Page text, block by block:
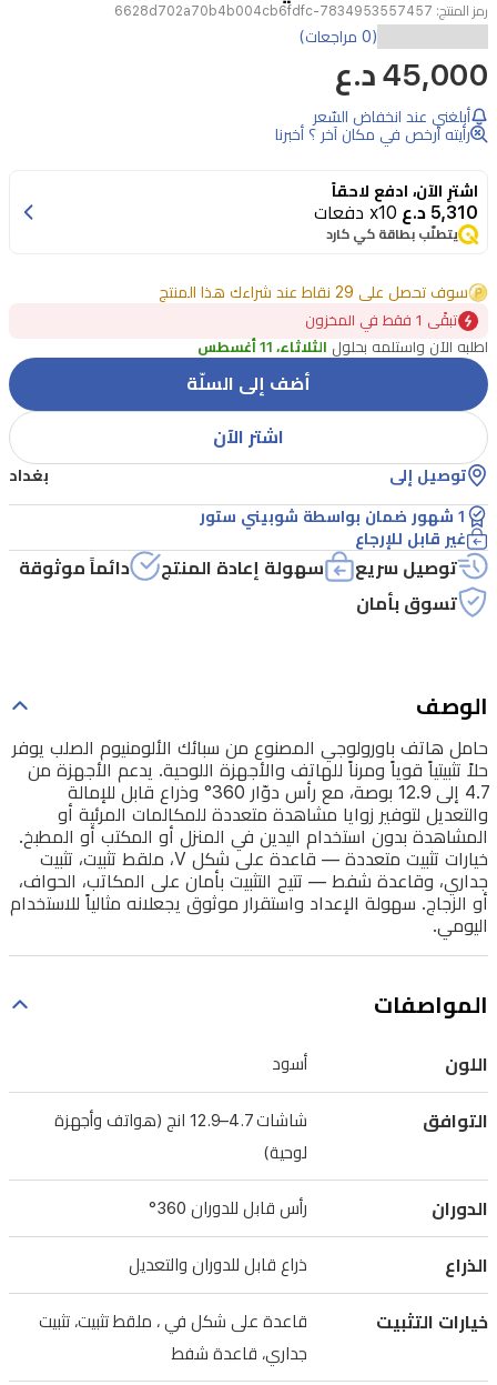
رمز المنتج: 7834953557457-6628d702a70b4b004cb6fdfc
هاتف
باورولوجي
المصنوع
سبائك
الألومنيوم
يوفر
حلاً
تثبيتياً
قوياً
ومرناً
للهاتف
والأجهزة
اللوحية.
يدعم
الأجهزة
12.9
بوصة،
مع
رأس
دوّار
360°
وذراع
قابل
والتعديل
زوايا
مشاهدة
متعددة
المرئية
أو
المشاهدة
بدون
استخدام
(0 مراجعات)
45,000 د.ع
أبلغني عند انخفاض السّعر
رأيته أرخص في مكان آخر ؟ أخبرنا
اشترِ الآن، ادفع لاحقاً
5,310 د.ع x10 دفعات
يتطلّب بطاقة كي كارد
سوف تحصل على 29 نقاط عند شراءك هذا المنتج
تبقًى 1 فقط في المخزون
اطلبه الآن واستلمه بحلول الثلاثاء، 11 أغسطس
أضف إلى السلّة
اشتر الآن
توصيل إلى بغداد
1 شهور ضمان بواسطة شوبيني ستور
غير قابل للإرجاع
توصيل سريع سهولة إعادة المنتج
دائماً موثوقة
تسوق بأمان
الوصف
حامل هاتف باورولوجي المصنوع من سبائك الألومنيوم الصلب يوفر
حلاً تثبيتياً قوياً ومرناً للهاتف والأجهزة اللوحية. يدعم الأجهزة من
4.7 إلى 12.9 بوصة، مع رأس دوّار 360° وذراع قابل للإمالة
والتعديل لتوفير زوايا مشاهدة متعددة للمكالمات المرئية أو
المشاهدة بدون استخدام اليدين في المنزل أو المكتب أو المطبخ.
خيارات تثبيت متعددة — قاعدة على شكل V، ملقط تثبيت، تثبيت
جداري، وقاعدة شفط — تتيح التثبيت بأمان على المكاتب، الحواف،
أو الزجاج. سهولة الإعداد واستقرار موثوق يجعلانه مثالياً للاستخدام
اليومي.
المواصفات
اللون أسود
التوافق
شاشات 4.7–12.9 انج (هواتف وأجهزة
لوحية)
الدوران رأس قابل للدوران 360°
الذراع ذراع قابل للدوران والتعديل
خيارات التثبيت
قاعدة على شكل في ، ملقط تثبيت، تثبيت
جداري، قاعدة شفط